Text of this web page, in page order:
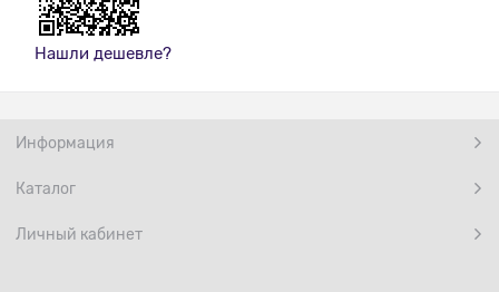
Нашли дешевле?
Информация
Каталог
Личный кабинет